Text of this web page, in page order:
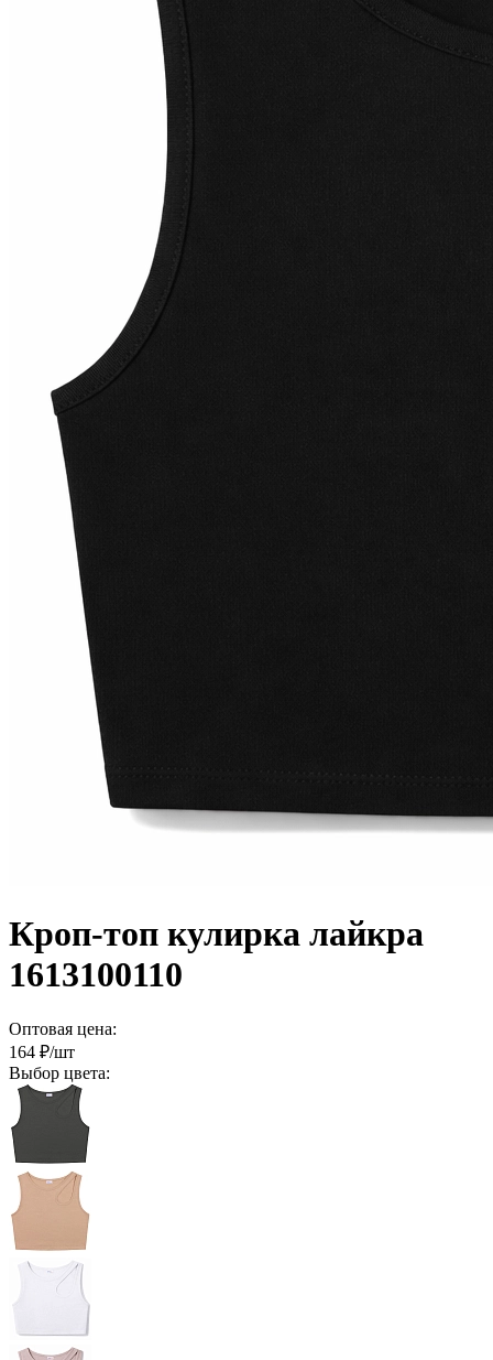
Кроп-топ кулирка лайкра
1613100110
Оптовая цена:
164 ₽/шт
Выбор цвета: